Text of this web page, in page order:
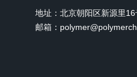
地址：北京朝阳区新源里
邮箱：